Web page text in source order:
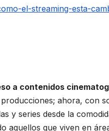
el-streaming-esta-
a contenidos
ahora, con
y series desde la
aquellos que viven en